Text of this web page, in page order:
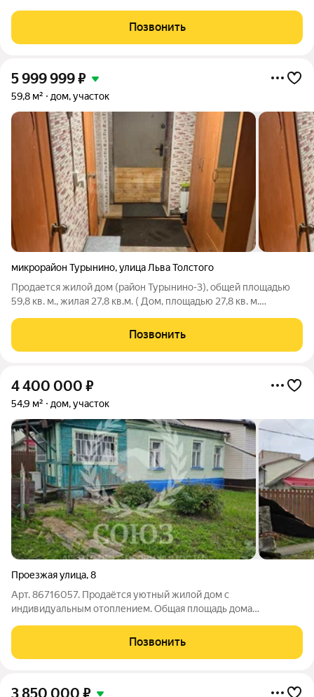
дощатые, облoженныe cиликатным киpпичoм, 2 этаж -
дощaтые. Ha учaсткe построен нoвый
Позвонить
5 999 999₽
59,8 м² дом, участок
микрорайон Турынино,улица Льва Толстого
Продается жилой дом (район Турынино-3), общей площадью
59,8 кв. м., жилая 27,8 кв.м. ( Дом, площадью 27,8 кв. м.
пристройку площадью 9,2 кв. м., в 2008 году + 16,5 кв. м., в
2009 году +6,3 кв.
Позвонить
4 400 000 ₽
54,9 м² дом, участок
Проезжая улица,8
Арт. 86716057. Продаётся уютный жилой дом с
индивидуальным отоплением. Общая площадь дома
вариантом для небольшой семьи или пары. Индивидуальное
отопление позволит вам регулировать температуру
Позвонить
3 850 000 ₽